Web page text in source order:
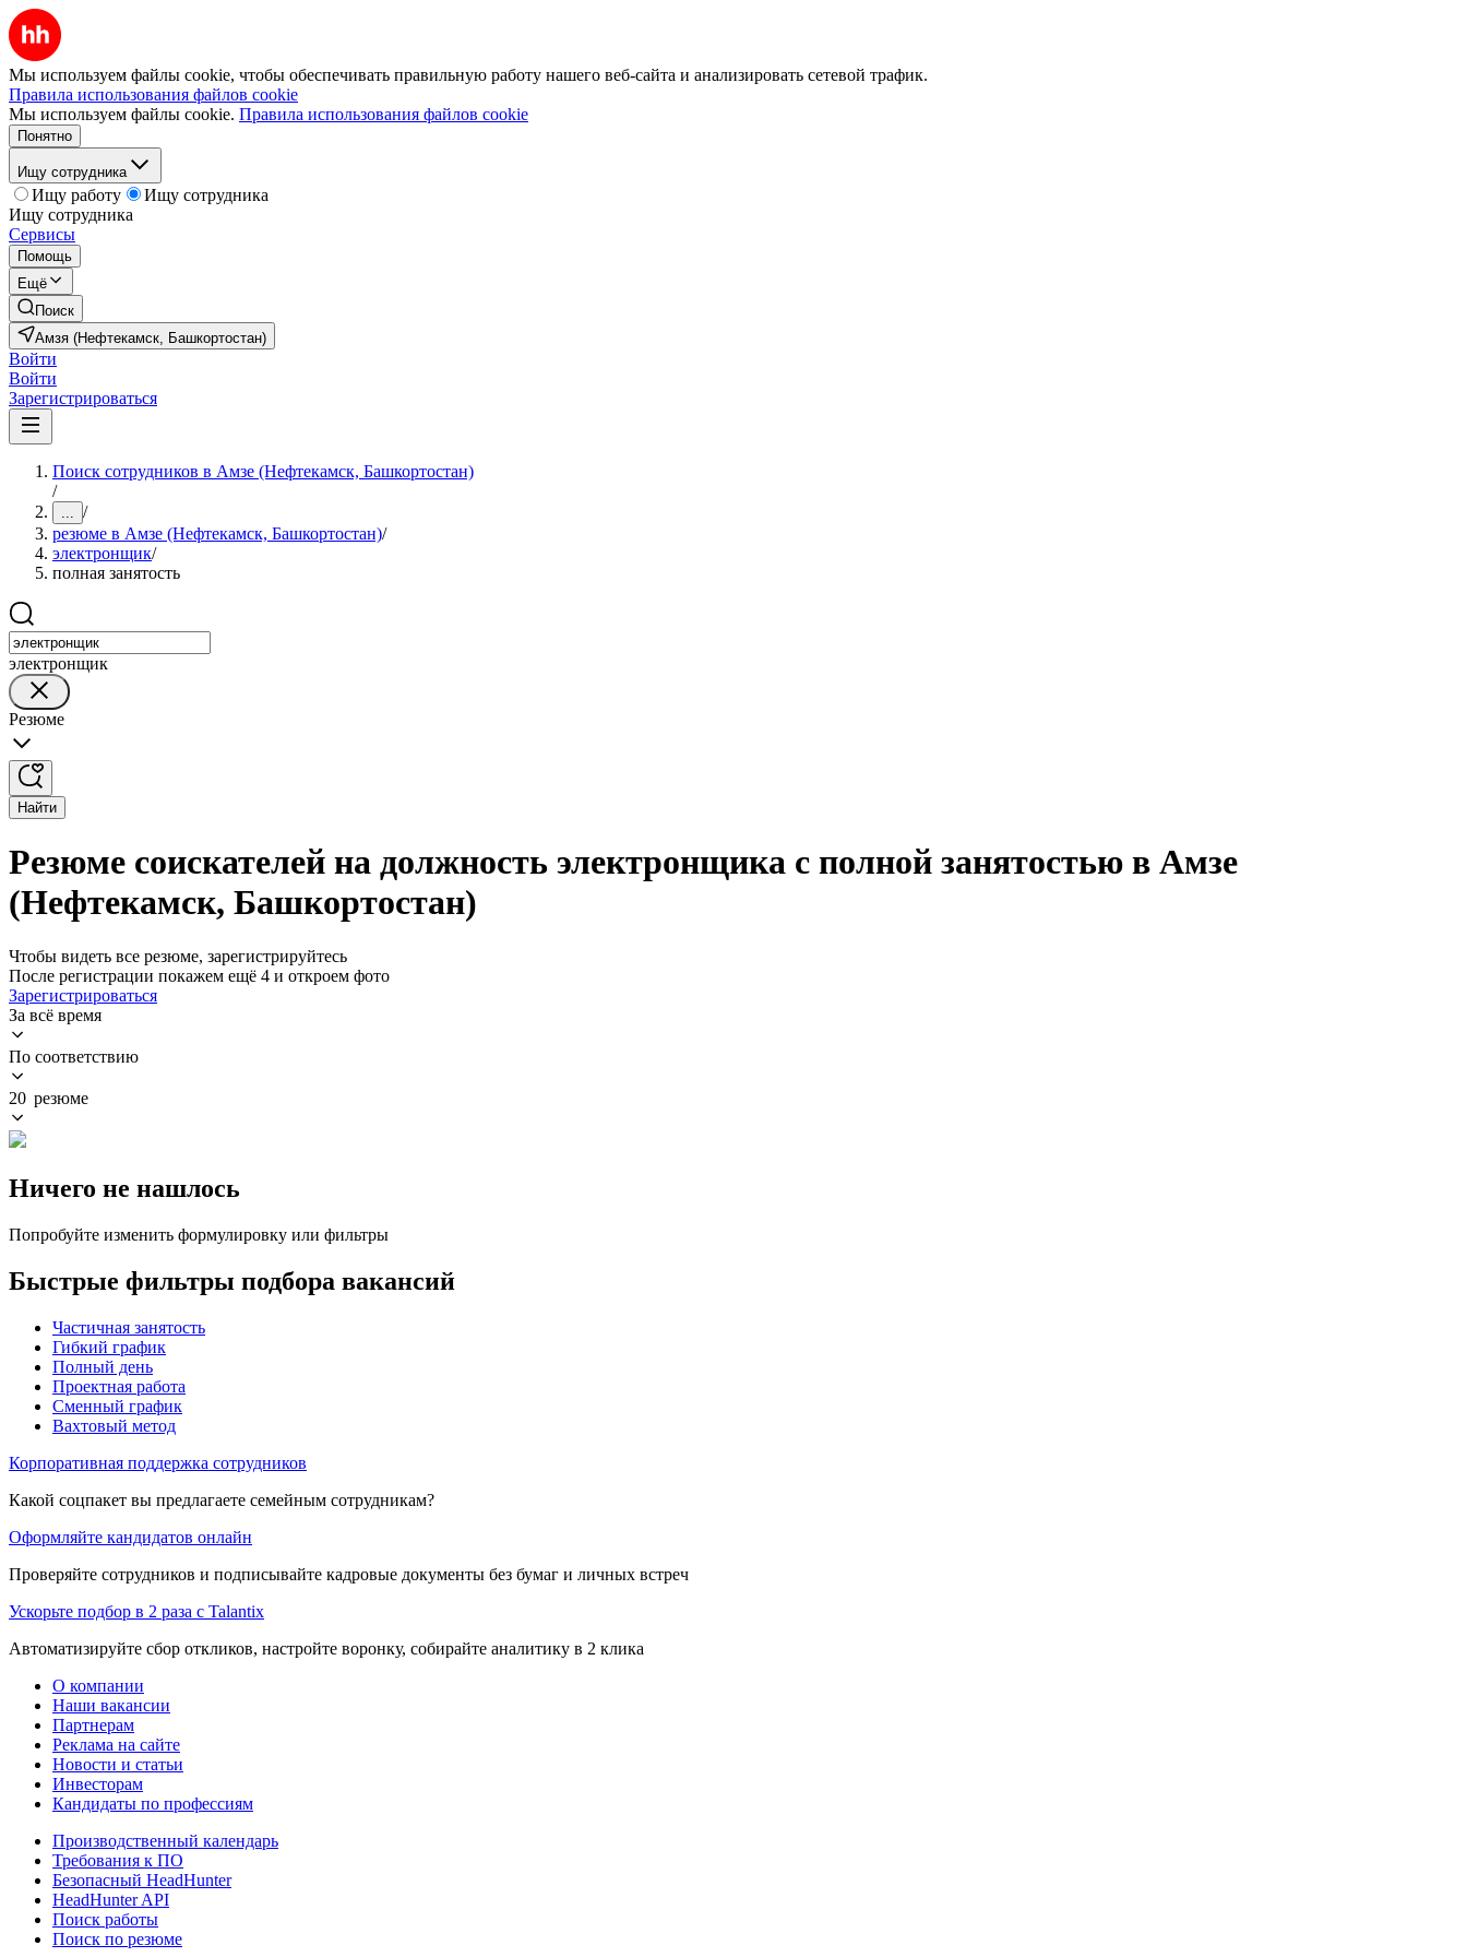
Мы используем файлы cookie, чтобы обеспечивать правильную работу нашего веб-сайта и анализировать сетевой трафик.
Правила использования файлов cookie
Мы используем файлы cookie. Правила использования файлов cookie
Понятно
Ищу сотрудника
Ищу работу
Ищу сотрудника
Ищу сотрудника
Сервисы
Помощь
Ещё
Поиск
Амзя (Нефтекамск, Башкортостан)
Войти
Войти
Зарегистрироваться
Поиск сотрудников в Амзе (Нефтекамск, Башкортостан)
/
... /
резюме в Амзе (Нефтекамск, Башкортостан)/
электронщик/
полная занятость
электронщик
Резюме
Найти
Резюме соискателей на должность электронщика с полной занятостью в Амзе
(Нефтекамск, Башкортостан)
Чтобы видеть все резюме, зарегистрируйтесь
После регистрации покажем ещё 4 и откроем фото
Зарегистрироваться
За всё время
По соответствию
20 резюме
Ничего не нашлось
Попробуйте изменить формулировку или фильтры
Быстрые фильтры подбора вакансий
Частичная занятость
Гибкий график
Полный день
Проектная работа
Сменный график
Вахтовый метод
Корпоративная поддержка сотрудников
Какой соцпакет вы предлагаете семейным сотрудникам?
Оформляйте кандидатов онлайн
Проверяйте сотрудников и подписывайте кадровые документы без бумаг и личных встреч
Ускорьте подбор в 2 раза с Talantix
Автоматизируйте сбор откликов, настройте воронку, собирайте аналитику в 2 клика
О компании
Наши вакансии
Партнерам
Реклама на сайте
Новости и статьи
Инвесторам
Кандидаты по профессиям
Производственный календарь
Требования к ПО
Безопасный HeadHunter
HeadHunter API
Поиск работы
Поиск по резюме